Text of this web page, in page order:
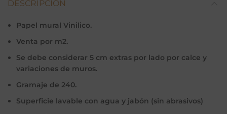
DESCRIPCIÓN
Papel mural Vinilico.
Venta por m2.
Se debe considerar 5 cm extras por lado por calce y
variaciones de muros.
Gramaje de 240.
Superficie lavable con agua y jabón (sin abrasivos)